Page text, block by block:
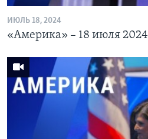
ИЮЛЬ 18, 2024
«Америка» – 18 июля 2024